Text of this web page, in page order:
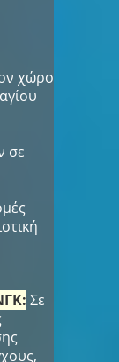
χώρο
σε
Σε